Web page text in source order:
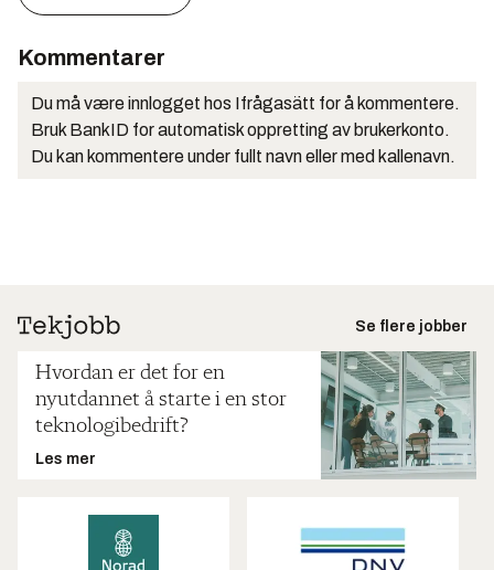
Kommentarer
Du må være innlogget hos Ifrågasätt for å kommentere.
Bruk BankID for automatisk oppretting av brukerkonto.
Du kan kommentere under fullt navn eller med kallenavn.
Se flere jobber
Hvordan er det for en
nyutdannet å starte i en stor
teknologibedrift?
Les mer